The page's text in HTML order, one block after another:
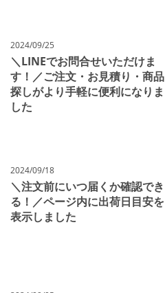
＼LINEでお問合せいただけま
す！／ご注文・お見積り・商品
探しがより手軽に便利になりま
した
2024/09/25
＼注文前にいつ届くか確認でき
る！／ページ内に出荷日目安を
表示しました
2024/09/18